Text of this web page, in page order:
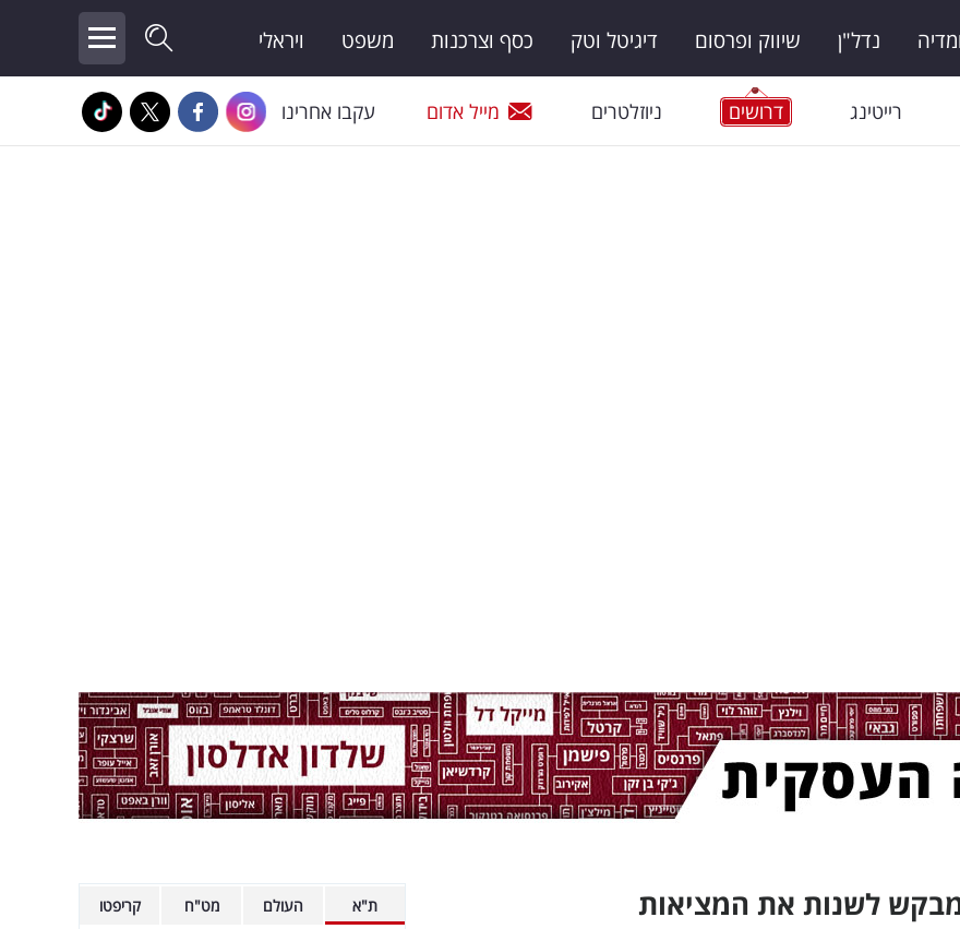
נדל"ן שיווק ופרסום דיגיטל וטק כסף וצרכנות משפט ויראלי
רייטינג דרושים ניוזלטרים מייל אדום עקבו אחרינו
לשנות את המציאות ת"א העולם מט"ח קריפטו